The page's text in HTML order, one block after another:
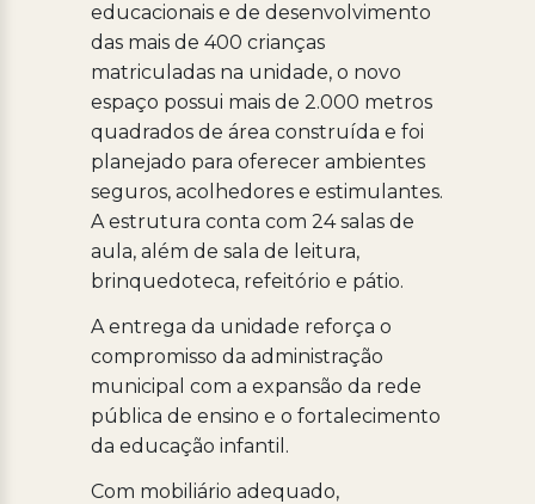
educacionais e de desenvolvimento
das mais de 400 crianças
matriculadas na unidade, o novo
espaço possui mais de 2.000 metros
quadrados de área construída e foi
planejado para oferecer ambientes
seguros, acolhedores e estimulantes.
A estrutura conta com 24 salas de
aula, além de sala de leitura,
brinquedoteca, refeitório e pátio.
A entrega da unidade reforça o
compromisso da administração
municipal com a expansão da rede
pública de ensino e o fortalecimento
da educação infantil.
Com mobiliário adequado,